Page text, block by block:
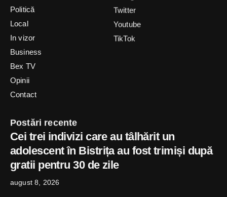
Politică
Local
In vizor
Business
Bex TV
Opinii
Contact
Twitter
Youtube
TikTok
Postări recente
Cei trei indivizi care au tâlhărit un
adolescent în Bistrița au fost trimiși după
gratii pentru 30 de zile
august 8, 2026